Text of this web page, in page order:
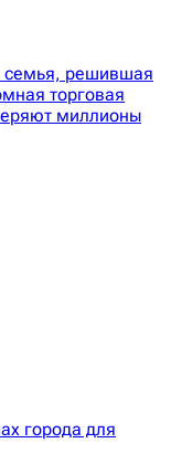
семья, решившая
торговая
миллионы
города для